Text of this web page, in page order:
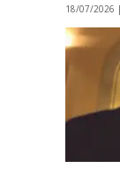
18/07/2026 |